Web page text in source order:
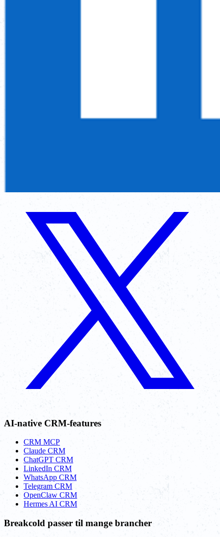
AI-native CRM-features
CRM MCP
Claude CRM
ChatGPT CRM
LinkedIn CRM
WhatsApp CRM
Telegram CRM
OpenClaw CRM
Hermes AI CRM
Breakcold passer til mange brancher